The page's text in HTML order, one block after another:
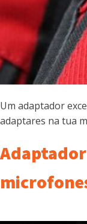
Um adaptador
adaptares na tua